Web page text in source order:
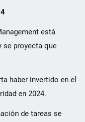
está
se proyecta que
haber invertido en el
en 2024.
de tareas se